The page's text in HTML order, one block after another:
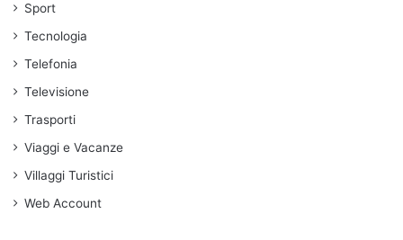
Sport
Tecnologia
Telefonia
Televisione
Trasporti
Viaggi e Vacanze
Villaggi Turistici
Web Account